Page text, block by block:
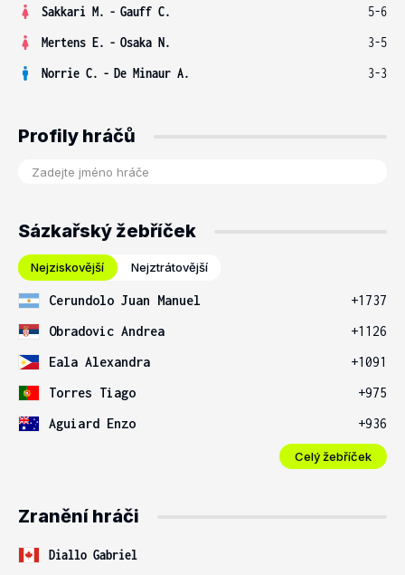
Sakkari M. - Gauff C.
5-6
Mertens E. - Osaka N.
3-5
Norrie C. - De Minaur A. 3-3
Profily hráčů
Sázkařský žebříček
Nejziskovější Nejztrátovější
Cerundolo Juan Manuel
+1737
Obradovic Andrea
+1126
Eala Alexandra
+1091
Torres Tiago
+975
Aguiard Enzo
+936
Celý žebříček
Zranění hráči
Diallo Gabriel